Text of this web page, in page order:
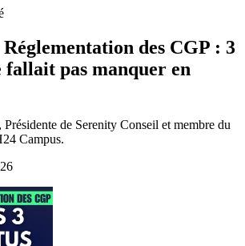
des CGP : 3
fallait pas manquer en
de Serenity Conseil et membre du
Campus.